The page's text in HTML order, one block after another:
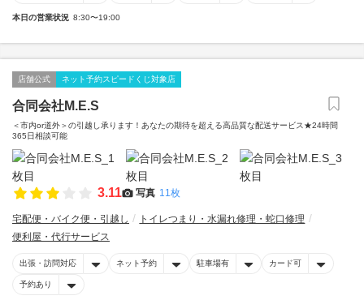
本日の営業状況 8:30〜19:00
店舗公式 ネット予約スピードくじ対象店
合同会社M.E.S
＜市内or道外＞の引越し承ります！あなたの期待を超える高品質な配送サービス★24時間
365日相談可能
3.11 写真 11枚
宅配便・バイク便・引越し
トイレつまり・水漏れ修理・蛇口修理
便利屋・代行サービス
出張・訪問対応 ネット予約 駐車場有 カード可
予約あり